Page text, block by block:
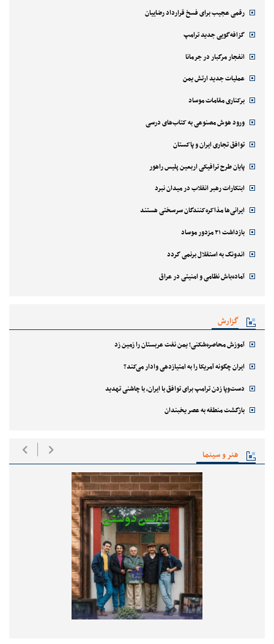
رقمی عجیب برای فسخ قرارداد رضاییان
گزافه‌گویی جدید ترامپ
انفجار مرگبار در جرمانا
عملیات جدید ارتش یمن
برکناری مقامات موساد
ورود هوش مصنوعی به کتاب‌های درسی
توافق تجاری ایران و پاکستان
پایان طرح ترافیکی اربعین پلیس راهور
ابتکارات رهبر انقلاب در میدان نبرد
ایرانی‌ها مذاکره‌کنندگان سرسختی هستند
بازداشت ۲۱ مزدور موساد
اندونگ به استقلال برنمی گردد
آماده‌باش نظامی و امنیتی در عراق
گزارش
آموزش محاصره‌شکنی؛ یمن نفت عربستان را زمین زد
ایران چگونه آمریکا را به امتیازدهی وادار می‌کند؟
دست‌وپا زدن ترامپ برای توافق با ایران، با چاشنی تهدید
بازگشت منطقه به عصر یخبندان
هنر و سینما